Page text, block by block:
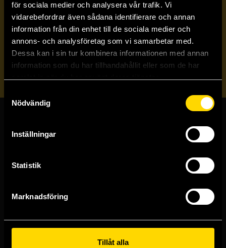
för sociala medier och analysera vår trafik. Vi
vidarebefordrar även sådana identifierare och annan
information från din enhet till de sociala medier och
annons- och analysföretag som vi samarbetar med.
Dessa kan i sin tur kombinera informationen med annan
information som du har tillhandahållit eller som de har
Nödvändig
Inställningar
Statistik
Marknadsföring
Tillåt alla
Prenumerera på vårt nyhetsbrev
Veckobrevet
Skicka
Butiker & kundtjänst
Västerlånggatan 48
Göteborgsbutiken
Kungsgatan 19
Malmöbutiken